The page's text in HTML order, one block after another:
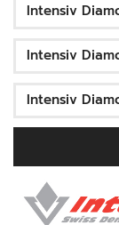
Intensiv
Intensiv
Intensiv